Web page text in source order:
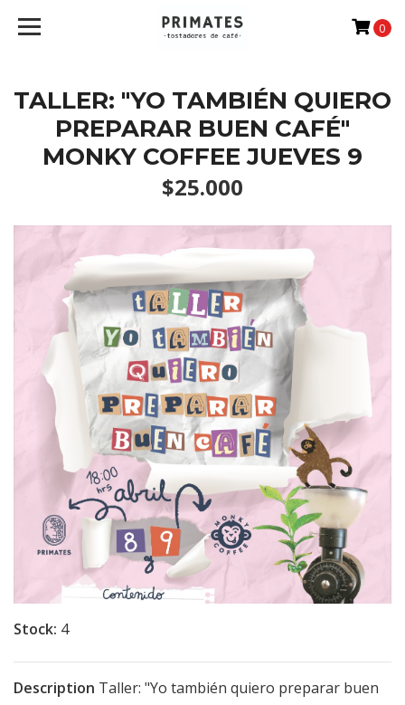
0
TALLER: "YO TAMBIÉN QUIERO
PREPARAR BUEN CAFÉ"
MONKY COFFEE JUEVES 9
$25.000
Stock: 4
Description Taller: "Yo también quiero preparar buen